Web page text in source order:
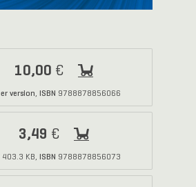
10,00 €
version, ISBN 9788878856066
3,49 €
403.3 KB, ISBN 9788878856073